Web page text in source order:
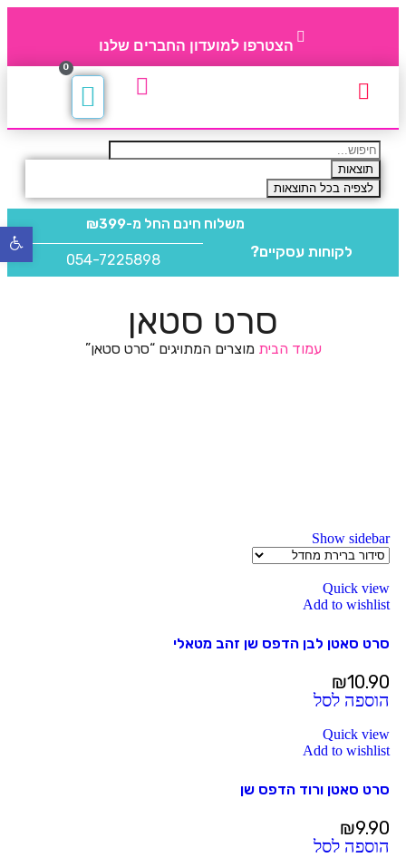
הצטרפו למועדון החברים שלנו
0
תוצאות
לצפיה בכל התוצאות
משלוח חינם החל מ-₪399
לקוחות עסקיים? 054-7225898
סרט סטאן
עמוד הביתמוצרים המתויגים “סרט סטאן”
Show sidebar
Quick view
Add to wishlist
סרט סאטן לבן הדפס שן זהב מטאלי
₪10.90
הוספה לסל
Quick view
Add to wishlist
סרט סאטן ורוד הדפס שן
₪9.90
הוספה לסל
פתח